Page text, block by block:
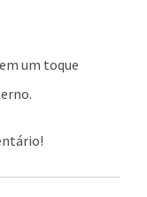
um toque